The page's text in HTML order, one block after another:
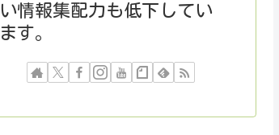
い情報集配力も低下してい
ます。